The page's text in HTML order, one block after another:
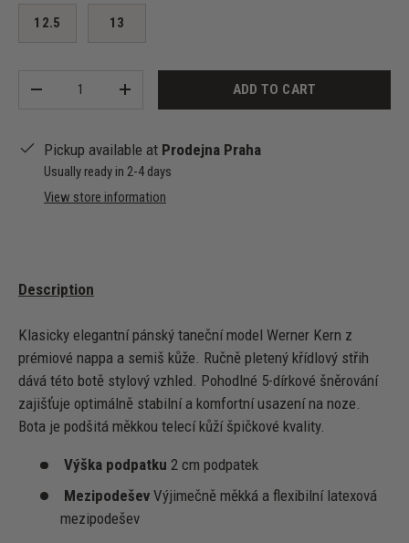
12.5 13
+ ADD TO CART
Pickup available at Prodejna Praha
Usually ready in 2-4 days
View store information
Description
Klasicky elegantní pánský taneční model Werner Kern z
prémiové nappa a semiš kůže. Ručně pletený křídlový střih
dává této botě stylový vzhled. Pohodlné 5-dírkové šněrování
zajišťuje optimálně stabilní a komfortní usazení na noze.
Bota je podšitá měkkou telecí kůží špičkové kvality.
Výška podpatku 2 cm podpatek
MezipodeševVýjimečně měkká a flexibilní latexová
mezipodešev